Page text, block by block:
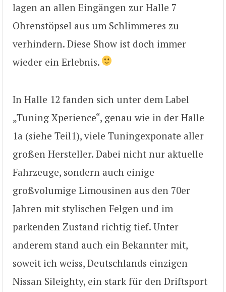
lagen an allen Eingängen zur Halle 7
Ohrenstöpsel aus um Schlimmeres zu
verhindern. Diese Show ist doch immer
wieder ein Erlebnis.
In Halle 12 fanden sich unter dem Label
„Tuning Xperience“, genau wie in der Halle
1a (siehe Teil1), viele Tuningexponate aller
großen Hersteller. Dabei nicht nur aktuelle
Fahrzeuge, sondern auch einige
großvolumige Limousinen aus den 70er
Jahren mit stylischen Felgen und im
parkenden Zustand richtig tief. Unter
anderem stand auch ein Bekannter mit,
soweit ich weiss, Deutschlands einzigen
Nissan Sileighty, ein stark für den Driftsport